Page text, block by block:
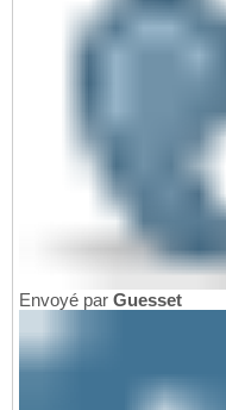
Envoyé par Guesset